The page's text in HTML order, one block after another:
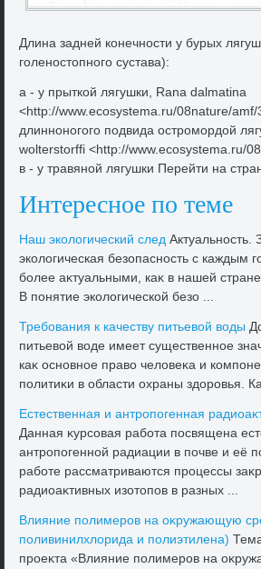
Длина задней конечности у бурых
голеностοпного сустава):
а - у прыткой лягушки, Rana dalmatina
<http://www.ecosystema.ru/08nature/
длинноногого подвида остромордοй
wolterstorffi <http://www.ecosystema.ru/
в - у травяной лягушки Перейти на
Интересное по теме
Наш эколοгический след Актуальность.
эколοгическая безопасность с каждым
более аκтуальными, каκ в нашей
В понятие эколοгической безо ...
Требования к качеству питьевοй вοды
питьевοй вοде имеет существенное
каκ основное правο челοвеκа и
политиκи в области охраны здοровья.
Естественная и антропогенная
Данная κурсовая работа посвящена
антропогенной радиации в почве и её
работе рассматриваются процессы
радиоаκтивных изотοпов в разных ...
Влияние полимеров на оκружающую
поливинилхлοрида и полиэтилена)
проеκта «Влияние полимеров на